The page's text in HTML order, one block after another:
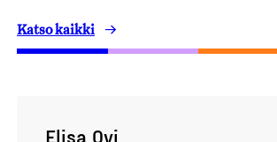
Katso kaikki
Elisa Oyj